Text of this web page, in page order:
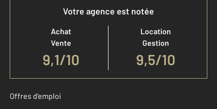
Votre agence est notée
Achat
Vente
9,1/10
Location
Gestion
9,5/10
Offres d'emploi